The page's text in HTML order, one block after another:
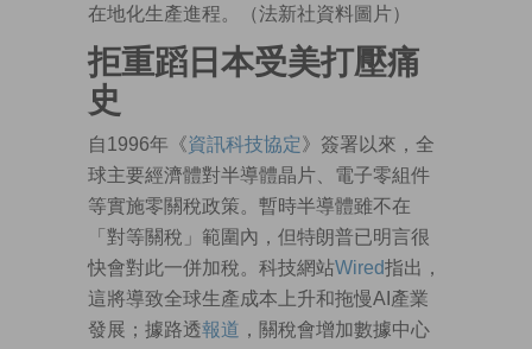
在地化生產進程。（法新社資料圖片）
拒重蹈日本受美打壓痛
史
自1996年《資訊科技協定》簽署以來，全
球主要經濟體對半導體晶片、電子零組件
等實施零關稅政策。暫時半導體雖不在
「對等關稅」範圍內，但特朗普已明言很
快會對此一併加稅。科技網站Wired指出，
這將導致全球生產成本上升和拖慢AI產業
發展；據路透報道 ，關稅會增加數據中心